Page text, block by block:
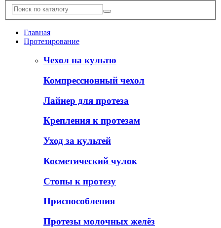
Главная
Протезирование
Чехол на культю
Компрессионный чехол
Лайнер для протеза
Крепления к протезам
Уход за культей
Косметический чулок
Стопы к протезу
Приспособления
Протезы молочных желёз